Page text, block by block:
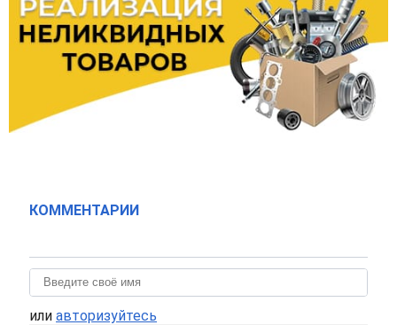
КОММЕНТАРИИ
или авторизуйтесь